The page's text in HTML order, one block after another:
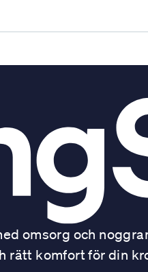
omsorg och
komfort för din